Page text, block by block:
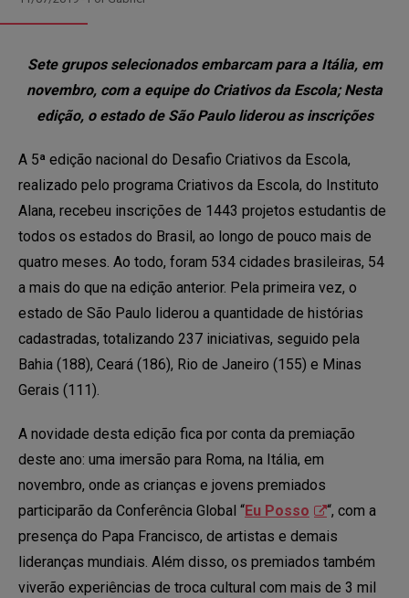
Sete grupos selecionados embarcam para a Itália, em
novembro, com a equipe do Criativos da Escola; Nesta
edição, o estado de São Paulo liderou as inscrições
A 5ª edição nacional do Desafio Criativos da Escola,
realizado pelo programa Criativos da Escola, do Instituto
Alana, recebeu inscrições de 1443 projetos estudantis de
todos os estados do Brasil, ao longo de pouco mais de
quatro meses. Ao todo, foram 534 cidades brasileiras, 54
a mais do que na edição anterior. Pela primeira vez, o
estado de São Paulo liderou a quantidade de histórias
cadastradas, totalizando 237 iniciativas, seguido pela
Bahia (188), Ceará (186), Rio de Janeiro (155) e Minas
Gerais (111).
A novidade desta edição fica por conta da premiação
deste ano: uma imersão para Roma, na Itália, em
novembro, onde as crianças e jovens premiados
participarão da Conferência Global “Eu Posso
“, com a
presença do Papa Francisco, de artistas e demais
lideranças mundiais. Além disso, os premiados também
viverão experiências de troca cultural com mais de 3 mil
Cidade
Escola/ Organização (opcional)
Autorizo o envio de minhas informações para a pessoa
responsável pela inscrição do projeto e compreendo que o
Criativos não possui responsabilidade no diálogo ou em
contato.
Enviar